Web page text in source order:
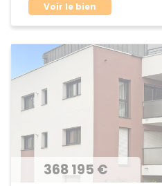
Voir le bien
368 195 €